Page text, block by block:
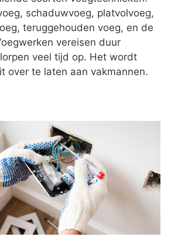
schaduwvoeg, platvolvoeg,
teruggehouden voeg, en de
vereisen duur
veel tijd op. Het wordt
over te laten aan vakmannen.